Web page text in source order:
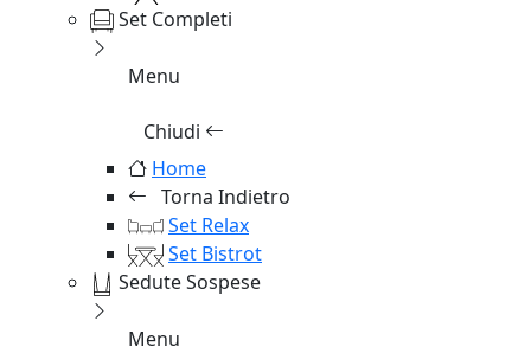
Set Completi
Menu
Chiudi
Home
Torna Indietro
Set Relax
Set Bistrot
Sedute Sospese
Menu